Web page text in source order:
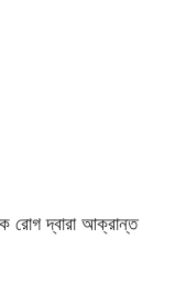
রোগ দ্বারা আক্রান্ত